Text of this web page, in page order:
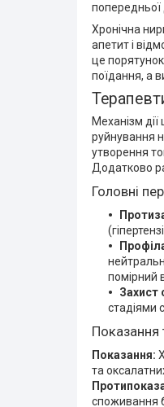
Хронічна
апетит і
це
поїдання, а
Механізм
руйнування
утворення
Додатково
Головні
помірний
Захист
стадіями
Показання
Показання:
та
споживання